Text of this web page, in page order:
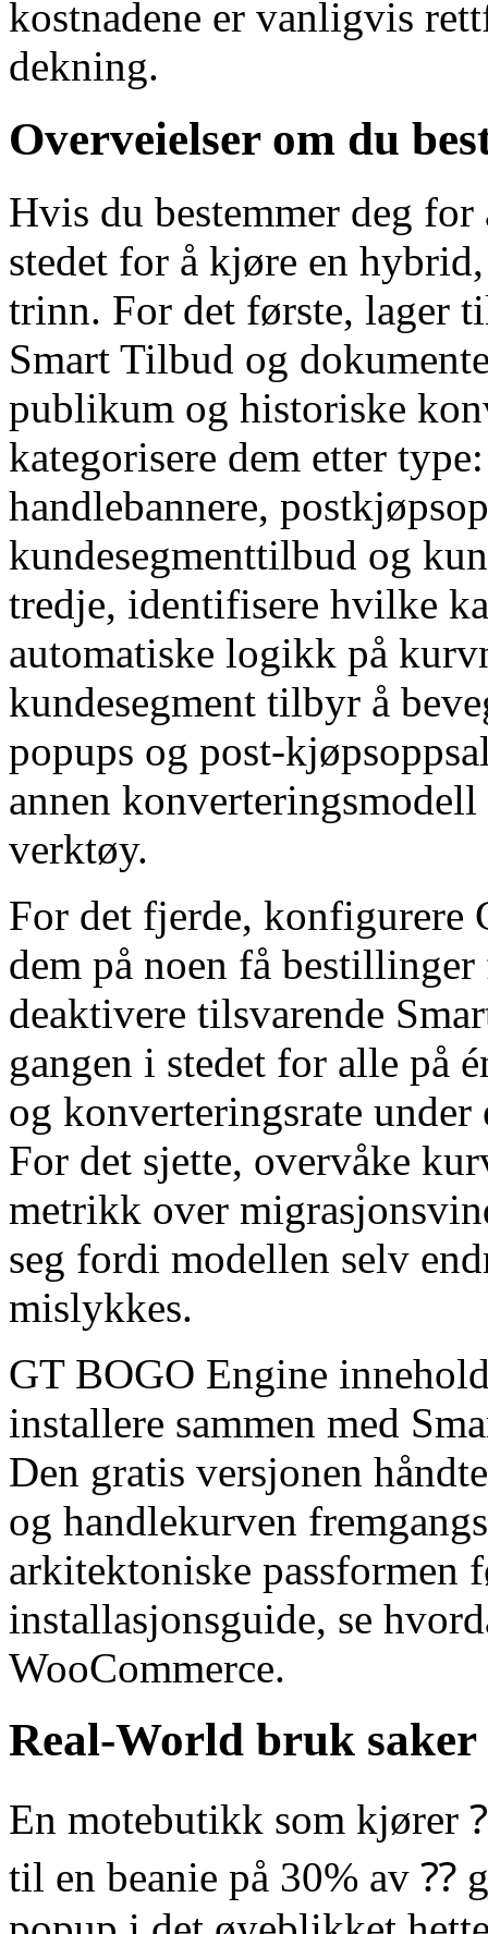
kostnadene er vanligvis
dekning.
Overveielser om du
Hvis du bestemmer deg
stedet for å kjøre en
trinn. For det første, lager
Smart Tilbud og
publikum og historiske
kategorisere dem etter
handlebannere,
kundesegmenttilbud og
tredje, identifisere hvilke
automatiske logikk på
kundesegment tilbyr å
popups og post-
annen
verktøy.
For det fjerde, konfigurere
dem på noen få
deaktivere tilsvarende
gangen i stedet for alle på
og konverteringsrate
For det sjette, overvåke
metrikk over
seg fordi modellen selv
mislykkes.
GT BOGO Engine
installere sammen med
Den gratis versjonen
og handlekurven
arkitektoniske
installasjonsguide, se
WooCommerce.
Real-World bruk
En motebutikk som kjører
til en beanie på 30% av ⁇